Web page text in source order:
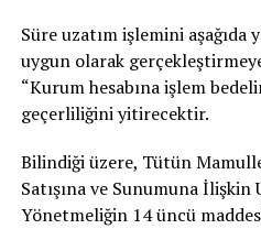
Süre uzatım işlemini aşağıda
uygun olarak
“Kurum hesabına işlem
geçerliliğini yitirecektir.
Bilindiği üzere, Tütün
Satışına ve Sunumuna İlişkin
Yönetmeliğin 14 üncü